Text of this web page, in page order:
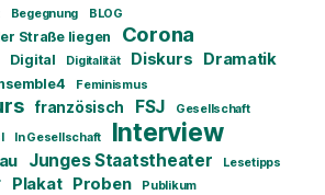
Begegnung BLOG
Straße liegen Corona
Digital Digitalität Diskurs Dramatik
Feminismus
französisch FSJ Gesellschaft
In Gesellschaft Interview
Junges Staatstheater
Lesetipps
Plakat Proben Publikum